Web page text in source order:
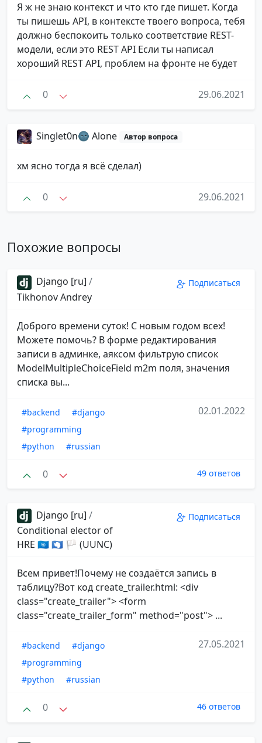
Я ж не знаю контекст и что кто где пишет. Когда
ты пишешь API, в контексте твоего вопроса, тебя
должно беспокоить только соответствие REST-
модели, если это REST API Если ты написал
хороший REST API, проблем на фронте не будет
0 29.06.2021
Singlet0n🌚 Alone Автор вопроса
хм ясно тогда я всё сделал)
0 29.06.2021
Похожие вопросы
Django [ru] /
Tikhonov Andrey
Подписаться
Доброго времени суток! С новым годом всех!
Можете помочь? В форме редактирования
записи в админке, аяксом фильтрую список
ModelMultipleChoiceField m2m поля, значения
списка вы...
#backend
#django
#programming
#python
#russian
02.01.2022
0 49 ответов
Django [ru] /
Conditional elector of
HRE 🇺🇳 🇦🇶 🏳 (UUNC)
Подписаться
Всем привет!Почему не создаётся запись в
таблицу?Вот код create_trailer.html: <div
class="create_trailer"> <form
class="create_trailer_form" method="post"> ...
#backend
#django
#programming
#python
#russian
27.05.2021
0 46 ответов